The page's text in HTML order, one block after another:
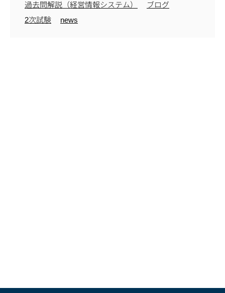
過去問解説（経営情報システム）
ブログ
2次試験
news